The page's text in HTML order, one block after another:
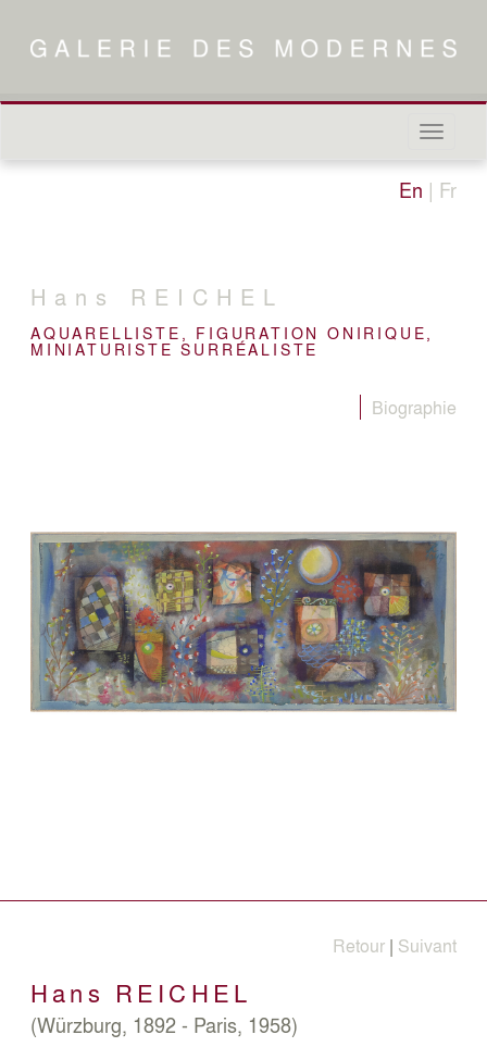
En | Fr
Hans REICHEL
AQUARELLISTE, FIGURATION ONIRIQUE,
MINIATURISTE SURRÉALISTE
Biographie
Retour | Suivant
Hans REICHEL
(Würzburg, 1892 - Paris, 1958)